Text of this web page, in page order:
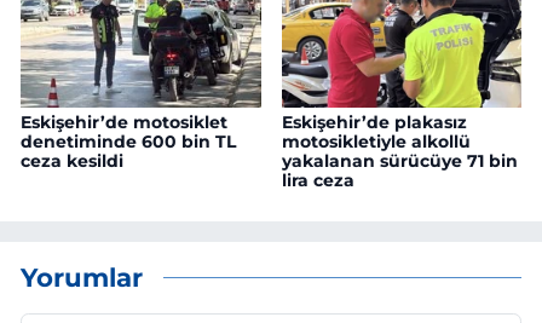
Eskişehir’de motosiklet
denetiminde 600 bin TL
ceza kesildi
Eskişehir’de plakasız
motosikletiyle alkollü
yakalanan sürücüye 71 bin
lira ceza
Yorumlar